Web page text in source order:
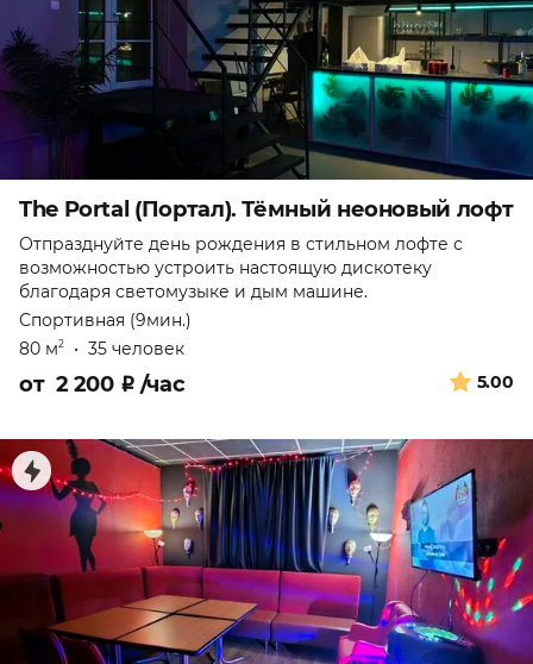
The Portal (Портал). Тёмный неоновый лофт
Отпразднуйте день рождения в стильном лофте с
возможностью устроить настоящую дискотеку
благодаря светомузыке и дым машине.
Спортивная (9мин.)
80 м2 • 35 человек
5.00
от 2 200 ₽ /час